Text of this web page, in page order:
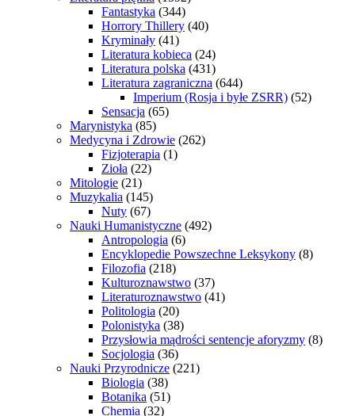
Fantastyka (344)
Horrory Thillery (40)
Kryminały (41)
Literatura kobieca (24)
Literatura polska (431)
Literatura zagraniczna (644)
Imperium (Rosja i byłe ZSRR) (52)
Sensacja (65)
Marynistyka (85)
Medycyna i Zdrowie (262)
Fizjoterapia (1)
Zioła (22)
Mitologie (21)
Muzykalia (145)
Nuty (67)
Nauki Humanistyczne (492)
Antropologia (6)
Encyklopedie Powszechne Leksykony (8)
Filozofia (218)
Kulturoznawstwo (37)
Literaturoznawstwo (41)
Politologia (20)
Polonistyka (38)
Przysłowia mądrości sentencje aforyzmy (8)
Socjologia (36)
Nauki Przyrodnicze (221)
Biologia (38)
Botanika (51)
Chemia (32)